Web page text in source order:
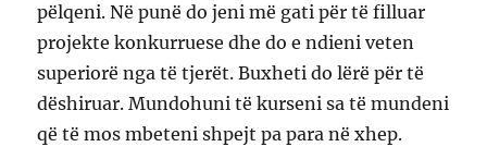
pëlqeni. Në punë do jeni më gati për të filluar
projekte konkurruese dhe do e ndieni veten
superiorë nga të tjerët. Buxheti do lërë për të
dëshiruar. Mundohuni të kurseni sa të mundeni
që të mos mbeteni shpejt pa para në xhep.